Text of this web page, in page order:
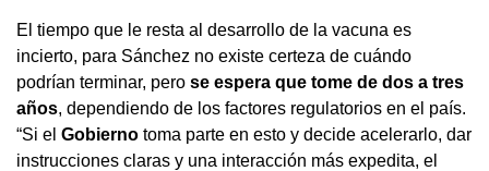
El tiempo que le resta al desarrollo de la vacuna es
incierto, para Sánchez no existe certeza de cuándo
podrían terminar, pero se espera que tome de dos a tres
años, dependiendo de los factores regulatorios en el país.
“Si el Gobierno toma parte en esto y decide acelerarlo, dar
instrucciones claras y una interacción más expedita, el